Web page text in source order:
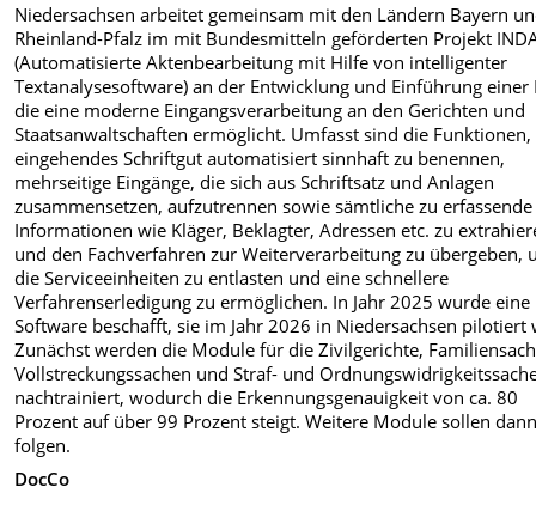
Niedersachsen arbeitet gemeinsam mit den Ländern Bayern
Rheinland-Pfalz im mit Bundesmitteln geförderten Projekt
(Automatisierte Aktenbearbeitung mit Hilfe von intelligenter
Textanalysesoftware) an der Entwicklung und Einführung einer
die eine moderne Eingangsverarbeitung an den Gerichten und
Staatsanwaltschaften ermöglicht. Umfasst sind die Funktionen,
eingehendes Schriftgut automatisiert sinnhaft zu benennen,
mehrseitige Eingänge, die sich aus Schriftsatz und Anlagen
zusammensetzen, aufzutrennen sowie sämtliche zu erfassende
Informationen wie Kläger, Beklagter, Adressen etc. zu
und den Fachverfahren zur Weiterverarbeitung zu übergeben,
die Serviceeinheiten zu entlasten und eine schnellere
Verfahrenserledigung zu ermöglichen. In Jahr 2025 wurde eine
Software beschafft, sie im Jahr 2026 in Niedersachsen pilotiert
Zunächst werden die Module für die Zivilgerichte,
Vollstreckungssachen und Straf- und
nachtrainiert, wodurch die Erkennungsgenauigkeit von ca. 80
Prozent auf über 99 Prozent steigt. Weitere Module sollen
folgen.
DocCo